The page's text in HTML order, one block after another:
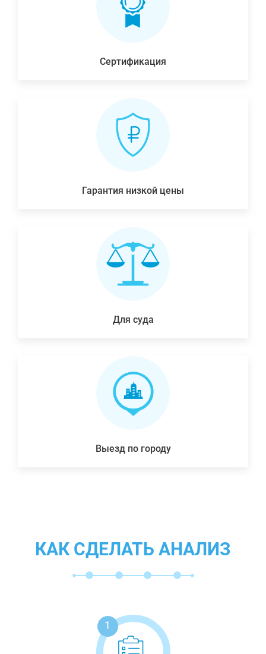
Сертификация
Гарантия низкой цены
Для суда
Выезд по городу
КАК СДЕЛАТЬ АНАЛИЗ
1